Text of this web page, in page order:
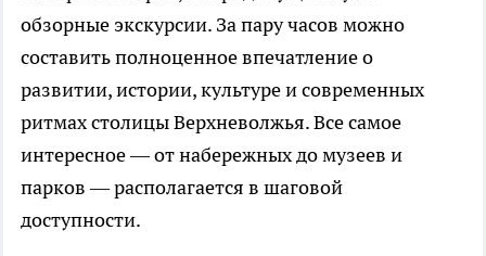
обзорные экскурсии. За пару часов можно
составить полноценное впечатление о
развитии, истории, культуре и современных
ритмах столицы Верхневолжья. Все самое
интересное — от набережных до музеев и
парков — располагается в шаговой
доступности.